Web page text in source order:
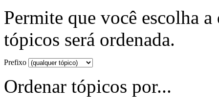
Permite que você escolha
tópicos será ordenada.
Prefixo
Ordenar tópicos por...